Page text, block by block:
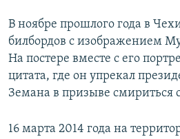
В ноябре прошлого года в
билбордов с изображением
На постере вместе с его
цитата, где он упрекал
Земана в призыве смириться
16 марта 2014 года на